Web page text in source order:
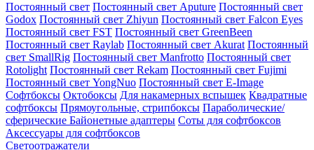
Постоянный свет Постоянный свет Aputure Постоянный свет
Godox Постоянный свет Zhiyun Постоянный свет Falcon Eyes
Постоянный свет FST Постоянный свет GreenBeen
Постоянный свет Raylab Постоянный свет Akurat Постоянный
свет SmallRig Постоянный свет Manfrotto Постоянный свет
Rotolight Постоянный свет Rekam Постоянный свет Fujimi
Постоянный свет YongNuo Постоянный свет E-Image
Софтбоксы Октобоксы Для накамерных вспышек Квадратные
софтбоксы Прямоугольные, стрипбоксы Параболические/
сферические Байонетныe адаптеры Соты для софтбоксов
Аксессуары для софтбоксов
Светоотражатели